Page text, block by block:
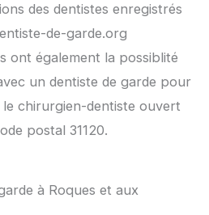
des dentistes enregistrés
de-garde.org
ont également la possiblité
un dentiste de garde pour
chirurgien-dentiste ouvert
postal 31120.
à Roques et aux